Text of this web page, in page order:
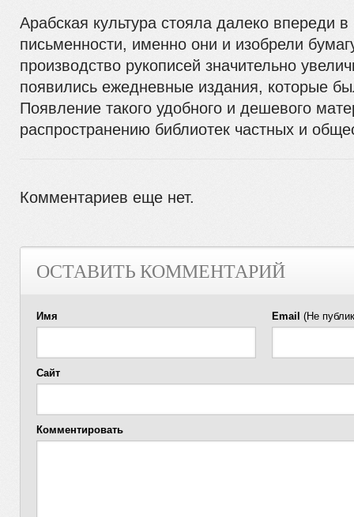
Арабская культура стояла далеко впереди в
письменности, именно они и изобрели
производство рукописей значительно
появились ежедневные издания, которые
Появление такого удобного и дешевого
распространению библиотек частных и
Комментариев еще нет.
ОСТАВИТЬ КОММЕНТАРИЙ
Имя Email (Не
Сайт
Комментировать